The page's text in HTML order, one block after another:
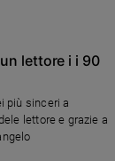
lettore i i 90
più sinceri a
lettore e grazie a